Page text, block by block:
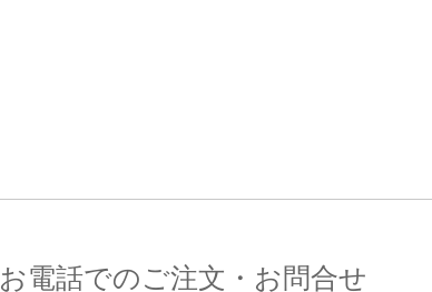
お電話でのご注文・お問合せ